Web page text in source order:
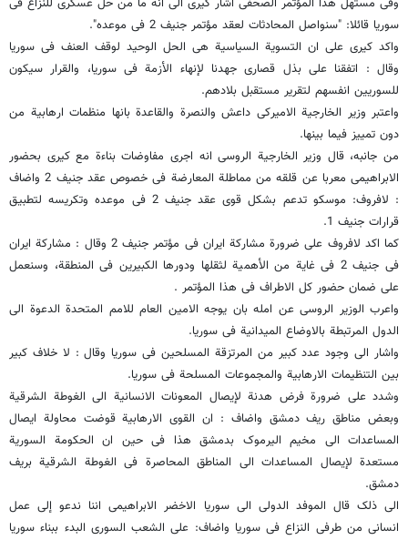
وفی مستهل هذا المؤتمر الصحفی اشار کیری الى انه ما من حل عسکری للنزاع فی
سوریا قائلا: "سنواصل المحادثات لعقد مؤتمر جنیف 2 فی موعده".
واکد کیری على ان التسویة السیاسیة هی الحل الوحید لوقف العنف فی سوریا
وقال : اتفقنا على بذل قصارى جهدنا لإنهاء الأزمة فی سوریا، والقرار سیکون
للسوریین انفسهم لتقریر مستقبل بلادهم.
واعتبر وزیر الخارجیة الامیرکی داعش والنصرة والقاعدة بانها منظمات ارهابیة من
دون تمییز فیما بینها.
من جانبه، قال وزیر الخارجیة الروسی انه اجرى مفاوضات بناءة مع کیری بحضور
الابراهیمی معربا عن قلقه من مماطلة المعارضة فی خصوص عقد جنیف 2 واضاف
: لافروف: موسکو تدعم بشکل قوی عقد جنیف 2 فی موعده وتکریسه لتطبیق
قرارات جنیف 1.
کما اکد لافروف على ضرورة مشارکة ایران فی مؤتمر جنیف 2 وقال : مشارکة ایران
فی جنیف 2 فی غایة من الأهمیة لثقلها ودورها الکبیرین فی المنطقة، وسنعمل
على ضمان حضور کل الاطراف فی هذا المؤتمر .
واعرب الوزیر الروسی عن امله بان یوجه الامین العام للامم المتحدة الدعوة الى
الدول المرتبطة بالاوضاع المیدانیة فی سوریا.
واشار الى وجود عدد کبیر من المرتزقة المسلحین فی سوریا وقال : لا خلاف کبیر
بین التنظیمات الارهابیة والمجموعات المسلحة فی سوریا.
وشدد على ضرورة فرض هدنة لإیصال المعونات الانسانیة الى الغوطة الشرقیة
وبعض مناطق ریف دمشق واضاف : ان القوى الارهابیة قوضت محاولة ایصال
المساعدات الى مخیم الیرموک بدمشق هذا فی حین ان الحکومة السوریة
مستعدة لإیصال المساعدات الى المناطق المحاصرة فی الغوطة الشرقیة بریف
دمشق.
الى ذلک قال الموفد الدولی الى سوریا الاخضر الابراهیمی اننا ندعو إلى عمل
انسانی من طرفی النزاع فی سوریا واضاف: على الشعب السوری البدء ببناء سوریا